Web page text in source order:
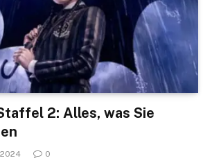
2: Alles, was Sie
2024 0